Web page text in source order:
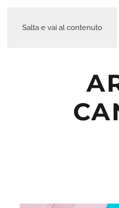
Salta e vai al contenuto